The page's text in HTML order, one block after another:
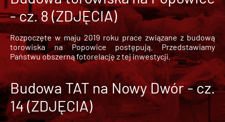
- cz. 8 (ZDJĘCIA)
Rozpoczęte w maju 2019 roku prace związane z budową
torowiska na Popowice
postępują. Przedstawiamy
Państwu obszerną fotorelację z tej inwestycji.
Budowa TAT na Nowy Dwór - cz.
14 (ZDJĘCIA)